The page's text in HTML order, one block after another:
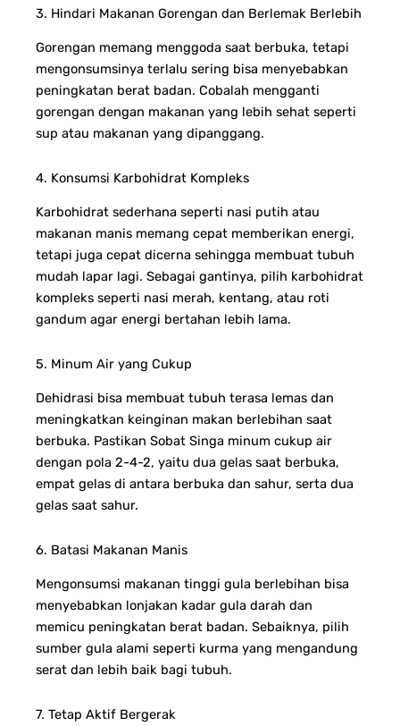
3. Hindari Makanan Gorengan dan Berlemak Berlebih
Gorengan memang menggoda saat berbuka, tetapi
mengonsumsinya terlalu sering bisa menyebabkan
peningkatan berat badan. Cobalah mengganti
gorengan dengan makanan yang lebih sehat seperti
sup atau makanan yang dipanggang.
4. Konsumsi Karbohidrat Kompleks
Karbohidrat sederhana seperti nasi putih atau
makanan manis memang cepat memberikan energi,
tetapi juga cepat dicerna sehingga membuat tubuh
mudah lapar lagi. Sebagai gantinya, pilih karbohidrat
kompleks seperti nasi merah, kentang, atau roti
gandum agar energi bertahan lebih lama.
5. Minum Air yang Cukup
Dehidrasi bisa membuat tubuh terasa lemas dan
meningkatkan keinginan makan berlebihan saat
berbuka. Pastikan Sobat Singa minum cukup air
dengan pola 2-4-2, yaitu dua gelas saat berbuka,
empat gelas di antara berbuka dan sahur, serta dua
gelas saat sahur.
6. Batasi Makanan Manis
Mengonsumsi makanan tinggi gula berlebihan bisa
menyebabkan lonjakan kadar gula darah dan
memicu peningkatan berat badan. Sebaiknya, pilih
sumber gula alami seperti kurma yang mengandung
serat dan lebih baik bagi tubuh.
7. Tetap Aktif Bergerak